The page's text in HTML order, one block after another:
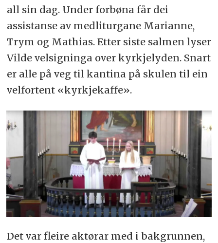
all sin dag. Under forbøna får dei
assistanse av medliturgane Marianne,
Trym og Mathias. Etter siste salmen lyser
Vilde velsigninga over kyrkjelyden. Snart
er alle på veg til kantina på skulen til ein
velfortent «kyrkjekaffe».
Det var fleire aktørar med i bakgrunnen,